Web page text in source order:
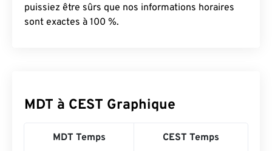
puissiez être sûrs que nos informations horaires
sont exactes à 100 %.
MDT à CEST Graphique
MDT Temps CEST Temps